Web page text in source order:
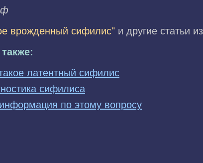
врожденный сифилис" и другие статьи
латентный сифилис
сифилиса
по этому вопросу